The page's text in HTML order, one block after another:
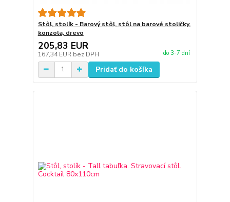
Stôl, stolík - Barový stôl, stôl na barové stoličky,
konzola, drevo
205,83 EUR
167,34 EUR bez DPH do 3-7 dní
Pridať do košíka